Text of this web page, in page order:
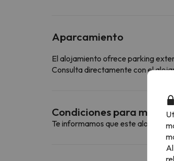
Aparcamiento
El alojamiento ofrece parking
Consulta directamente con el
Condiciones para
Te informamos que este